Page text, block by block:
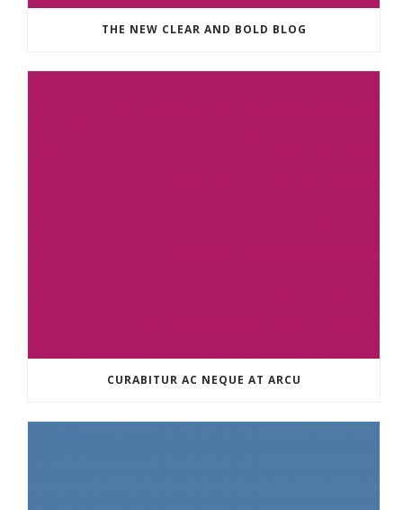
THE NEW CLEAR AND BOLD BLOG
CURABITUR AC NEQUE AT ARCU